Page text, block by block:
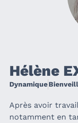
Hélène
Dynamique
Après avoir
notamment en